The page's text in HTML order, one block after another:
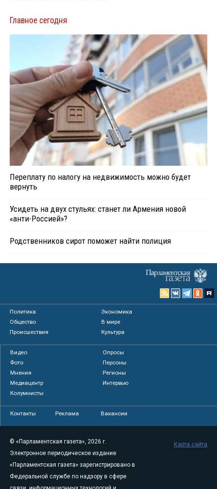
Главное сегодня
Переплату по налогу на недвижимость можно будет
вернуть
Усидеть на двух стульях: станет ли Армения новой
«анти-Россией»?
Родственников сирот поможет найти полиция
Политика
Экономика
Общество
В мире
Происшествия
Культура
Видео
Опросы
Фото
Персоны
Мнения
Регионы
Медиацентр
Интервью
Колумнисты
Контакты Реклама Вакансии
© «Парламентская газета», 2026 г.
Электронное периодическое издание
«Парламентская газета» зарегистрировано в
Федеральной службе по надзору в сфере
Карта сайта